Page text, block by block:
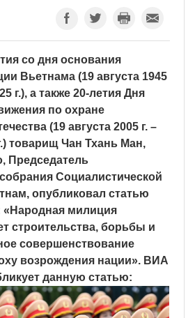
со дня основания
Вьетнама (19 августа 1945
г.), а также 20-летия Дня
по охране
(19 августа 2005 г. –
товарищ Чан Тхань Ман,
Председатель
Социалистической
опубликовал статью
«Народная милиция
строительства, борьбы и
совершенствование
возрождения нации». ВИА
данную статью: